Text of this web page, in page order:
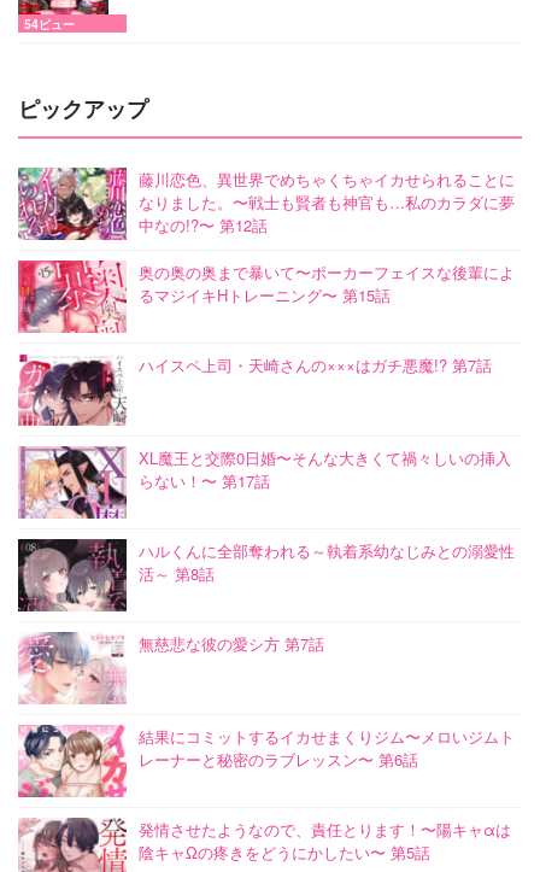
54ビュー
ピックアップ
藤川恋色、異世界でめちゃくちゃイカせられることに
なりました。〜戦士も賢者も神官も…私のカラダに夢
中なの!?〜 第12話
奥の奥の奥まで暴いて〜ポーカーフェイスな後輩によ
るマジイキHトレーニング〜 第15話
ハイスペ上司・天崎さんの×××はガチ悪魔!? 第7話
XL魔王と交際0日婚〜そんな大きくて禍々しいの挿入
らない！〜 第17話
ハルくんに全部奪われる～執着系幼なじみとの溺愛性
活～ 第8話
無慈悲な彼の愛シ方 第7話
結果にコミットするイカせまくりジム〜メロいジムト
レーナーと秘密のラブレッスン〜 第6話
発情させたようなので、責任とります！〜陽キャαは
陰キャΩの疼きをどうにかしたい〜 第5話